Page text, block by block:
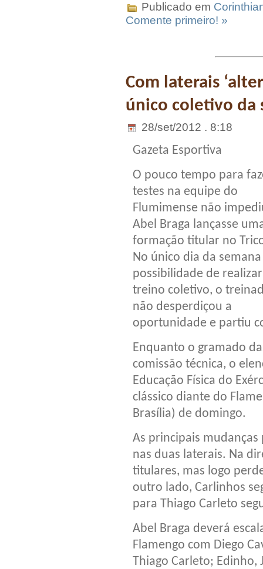
Publicado em
Comente primeiro! »
Com laterais
único coletivo da
28/set/2012 . 8:18
Gazeta Esportiva
O pouco tempo para
testes na equipe do
Flumimense não
Abel Braga lançasse
formação titular no
No único dia da
possibilidade de
treino coletivo, o
não desperdiçou a
oportunidade e partiu
Enquanto o gramado
comissão técnica, o
Educação Física do
clássico diante do
Brasília) de domingo.
As principais
nas duas laterais. Na
titulares, mas logo
outro lado, Carlinhos
para Thiago Carleto
Abel Braga deverá
Flamengo com Diego
Thiago Carleto; Edinho,